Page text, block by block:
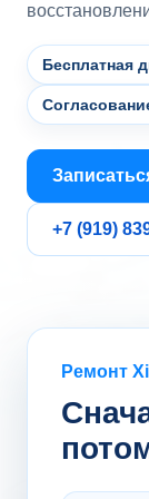
Бесплатная
+7 (919)
Ремонт